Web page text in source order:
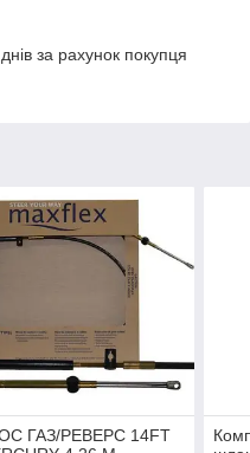
за рахунок покупця
ГАЗ/РЕВЕРС 14FT